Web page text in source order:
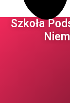
Szkoła